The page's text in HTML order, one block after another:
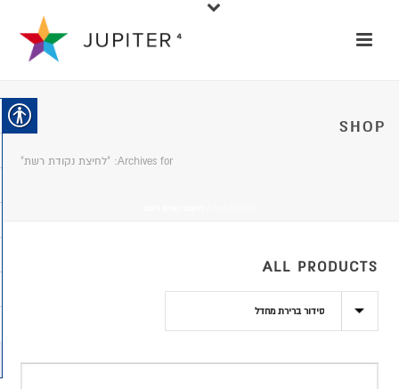
SHOP
Archives for: "לחיצת נקודת רשת"
ALL PRODUCTS